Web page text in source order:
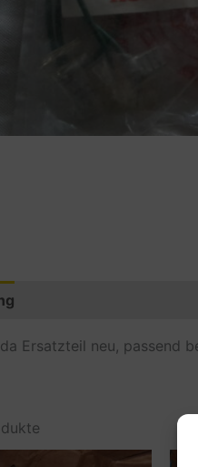
Ersatzteil neu, passend